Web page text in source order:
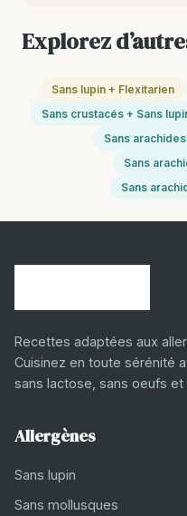
Explorez
Sans lupin + Flexitarien
Sans crustacés + Sans
Sans
Sans
Sans
Recettes adaptées aux
Cuisinez en toute sérénité
sans lactose, sans oeufs et
Allergènes
Sans lupin
Sans mollusques